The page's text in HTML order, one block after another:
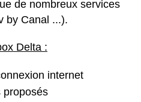
de nombreux services
by Canal ...).
Delta :
internet
proposés